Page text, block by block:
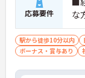
応募要件
な
駅から徒歩10分以内
ボーナス・賞与あり